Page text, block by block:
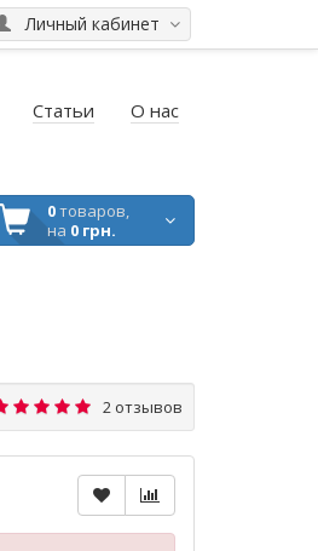
Личный кабинет
Статьи О нас
0товаров,
на 0 грн.
2 отзывов